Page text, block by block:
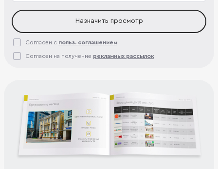
Назначить просмотр
Согласен с польз. соглашением
Согласен на получение рекламных рассылок